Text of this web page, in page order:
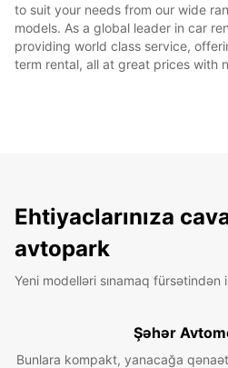
to suit your needs from our wide
models. As a global leader in car
providing world class service,
term rental, all at great prices with
Ehtiyaclarınıza
avtopark
Yeni modelləri sınamaq fürsətindən
Şəhər
Bunlara kompakt, yanacağa